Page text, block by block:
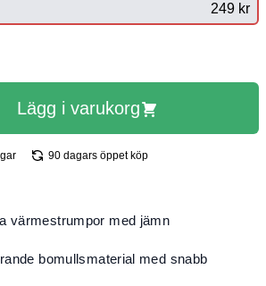
249 kr
Lägg i varukorg
90 dagars öppet köp
värmestrumpor med jämn
bomullsmaterial med snabb